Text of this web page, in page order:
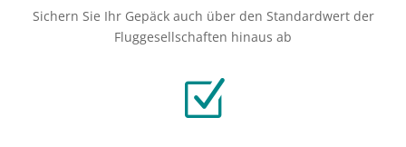
Sichern Sie Ihr Gepäck auch über den Standardwert der
Fluggesellschaften hinaus ab
Z